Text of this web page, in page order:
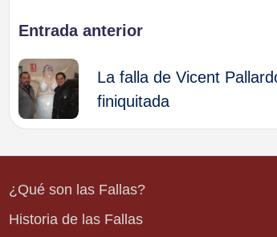
Navegación
de
entradas
Entrada anterior
La falla de Vicent
finiquitada
¿Qué son las Fallas?
Historia de las Fallas